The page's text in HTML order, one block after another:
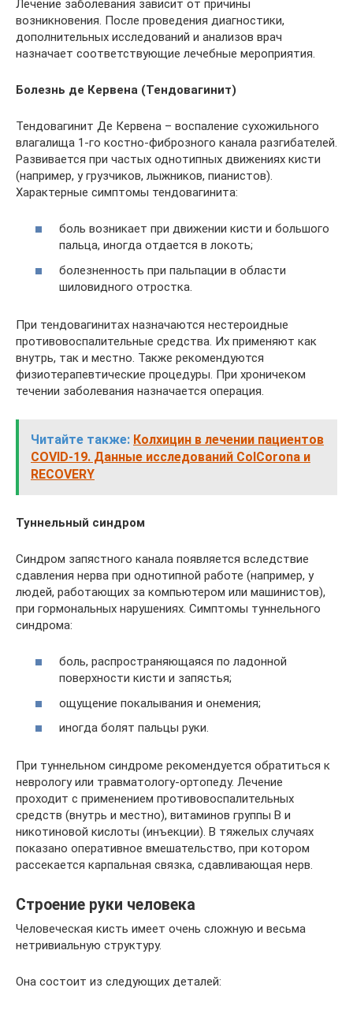
Лечение заболевания зависит от причины
возникновения. После проведения диагностики,
дополнительных исследований и анализов врач
назначает соответствующие лечебные мероприятия.
Болезнь де Кервена (Тендовагинит)
Тендовагинит Де Кервена – воспаление сухожильного
влагалища 1-го костно-фиброзного канала разгибателей.
Развивается при частых однотипных движениях кисти
(например, у грузчиков, лыжников, пианистов).
Характерные симптомы тендовагинита:
боль возникает при движении кисти и большого
пальца, иногда отдается в локоть;
болезненность при пальпации в области
шиловидного отростка.
При тендовагинитах назначаются нестероидные
противовоспалительные средства. Их применяют как
внутрь, так и местно. Также рекомендуются
физиотерапевтические процедуры. При хроничеком
течении заболевания назначается операция.
Читайте также: Колхицин в лечении пациентов
COVID-19. Данные исследований ColCorona и
RECOVERY
Туннельный синдром
Синдром запястного канала появляется вследствие
сдавления нерва при однотипной работе (например, у
людей, работающих за компьютером или машинистов),
при гормональных нарушениях. Симптомы туннельного
синдрома:
боль, распространяющаяся по ладонной
поверхности кисти и запястья;
ощущение покалывания и онемения;
иногда болят пальцы руки.
При туннельном синдроме рекомендуется обратиться к
неврологу или травматологу-ортопеду. Лечение
проходит с применением противовоспалительных
средств (внутрь и местно), витаминов группы В и
никотиновой кислоты (инъекции). В тяжелых случаях
показано оперативное вмешательство, при котором
рассекается карпальная связка, сдавливающая нерв.
Строение руки человека
Человеческая кисть имеет очень сложную и весьма
нетривиальную структуру.
Она состоит из следующих деталей: